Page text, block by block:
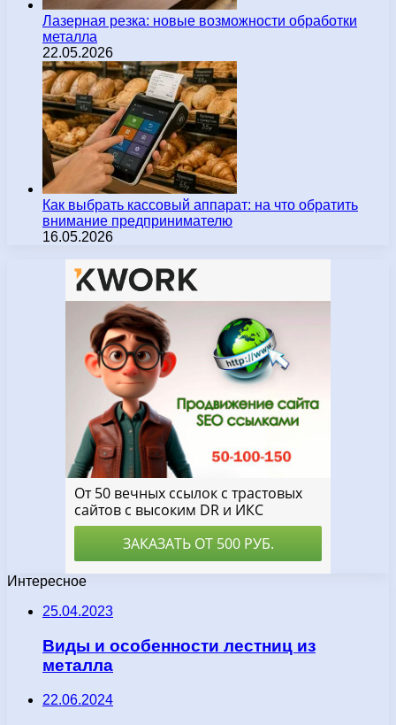
Лазерная резка: новые возможности обработки
металла
22.05.2026
Как выбрать кассовый аппарат: на что обратить
внимание предпринимателю
16.05.2026
Интересное
25.04.2023
Виды и особенности лестниц из
металла
22.06.2024